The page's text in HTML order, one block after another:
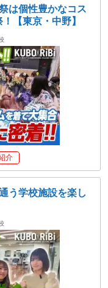
は個性豊かなコス
【東京・中野】
介
う学校施設を楽し